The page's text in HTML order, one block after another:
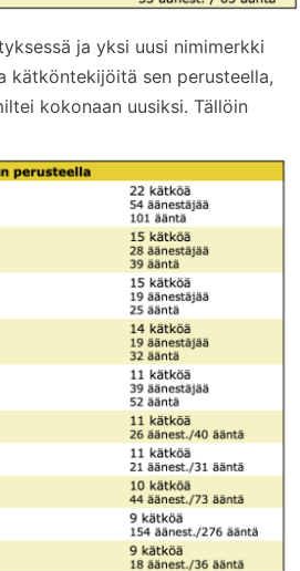
ja yksi uusi nimimerkki
kätköntekijöitä sen perusteella,
kokonaan uusiksi. Tällöin